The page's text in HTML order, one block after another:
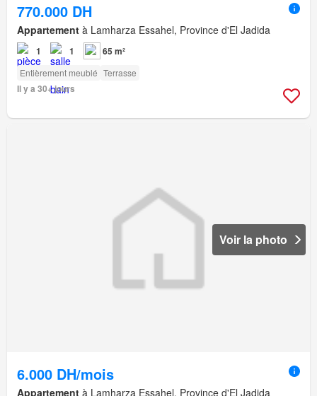
770.000 DH
Appartement à Lamharza Essahel, Province d'El Jadida
1 1 65 m²
Entièrement meublé Terrasse
Il y a 30+ jours
Voir la photo
6.000 DH/mois
Appartement à Lamharza Essahel, Province d'El Jadida